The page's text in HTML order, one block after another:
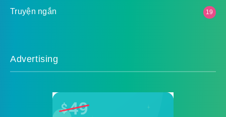
Truyện ngắn 19
Advertising